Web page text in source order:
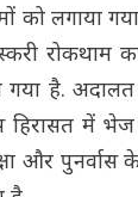
को लगाया
रोकथाम
गया है.
हिरासत में भेज
और पुनर्वास